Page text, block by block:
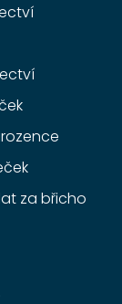
za břicho